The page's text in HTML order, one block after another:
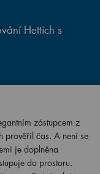
Hettich s
zástupcem z
prověřil čas. A není se
je doplněna
do prostoru.